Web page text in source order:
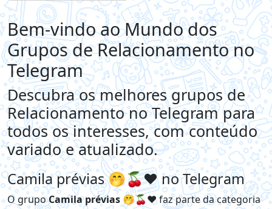
Bem-vindo ao Mundo dos
Grupos de Relacionamento no
Telegram
Descubra os melhores grupos de
Relacionamento no Telegram para
todos os interesses, com conteúdo
variado e atualizado.
Camila prévias 🤭🍒❤️ no Telegram
O grupoCamila prévias 🤭🍒❤️faz parte da categoria